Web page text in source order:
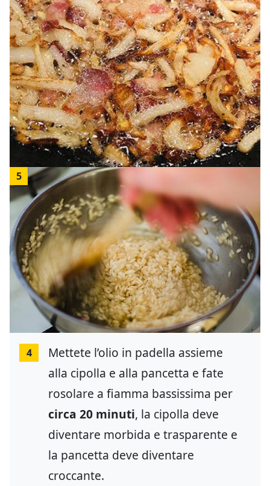
5
4
Mettete l’olio in padella assieme
alla cipolla e alla pancetta e fate
rosolare a fiamma bassissima per
circa 20 minuti, la cipolla deve
diventare morbida e trasparente e
la pancetta deve diventare
croccante.